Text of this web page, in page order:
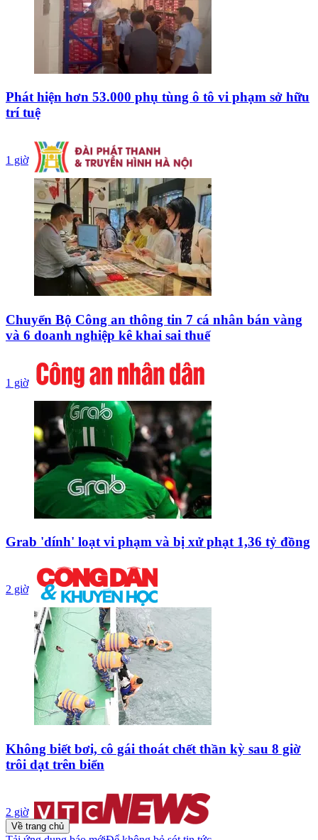
Phát hiện hơn 53.000 phụ tùng ô tô vi phạm sở hữu
trí tuệ
1 giờ
Chuyển Bộ Công an thông tin 7 cá nhân bán vàng
và 6 doanh nghiệp kê khai sai thuế
1 giờ
Grab 'dính' loạt vi phạm và bị xử phạt 1,36 tỷ đồng
2 giờ
Không biết bơi, cô gái thoát chết thần kỳ sau 8 giờ
trôi dạt trên biển
2 giờ
Về trang chủ